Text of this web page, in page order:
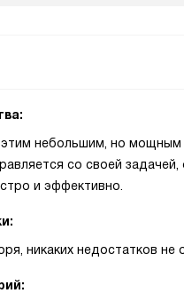
небольшим, но
со своей задачей,
и эффективно.
никаких недостатков не